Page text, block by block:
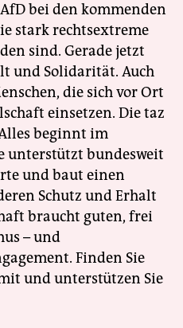
bei den kommenden
stark rechtsextreme
sind. Gerade jetzt
und Solidarität. Auch
die sich vor Ort
einsetzen. Die taz
beginnt im
unterstützt bundesweit
und baut einen
Schutz und Erhalt
braucht guten, frei
– und
Finden Sie
und unterstützen Sie